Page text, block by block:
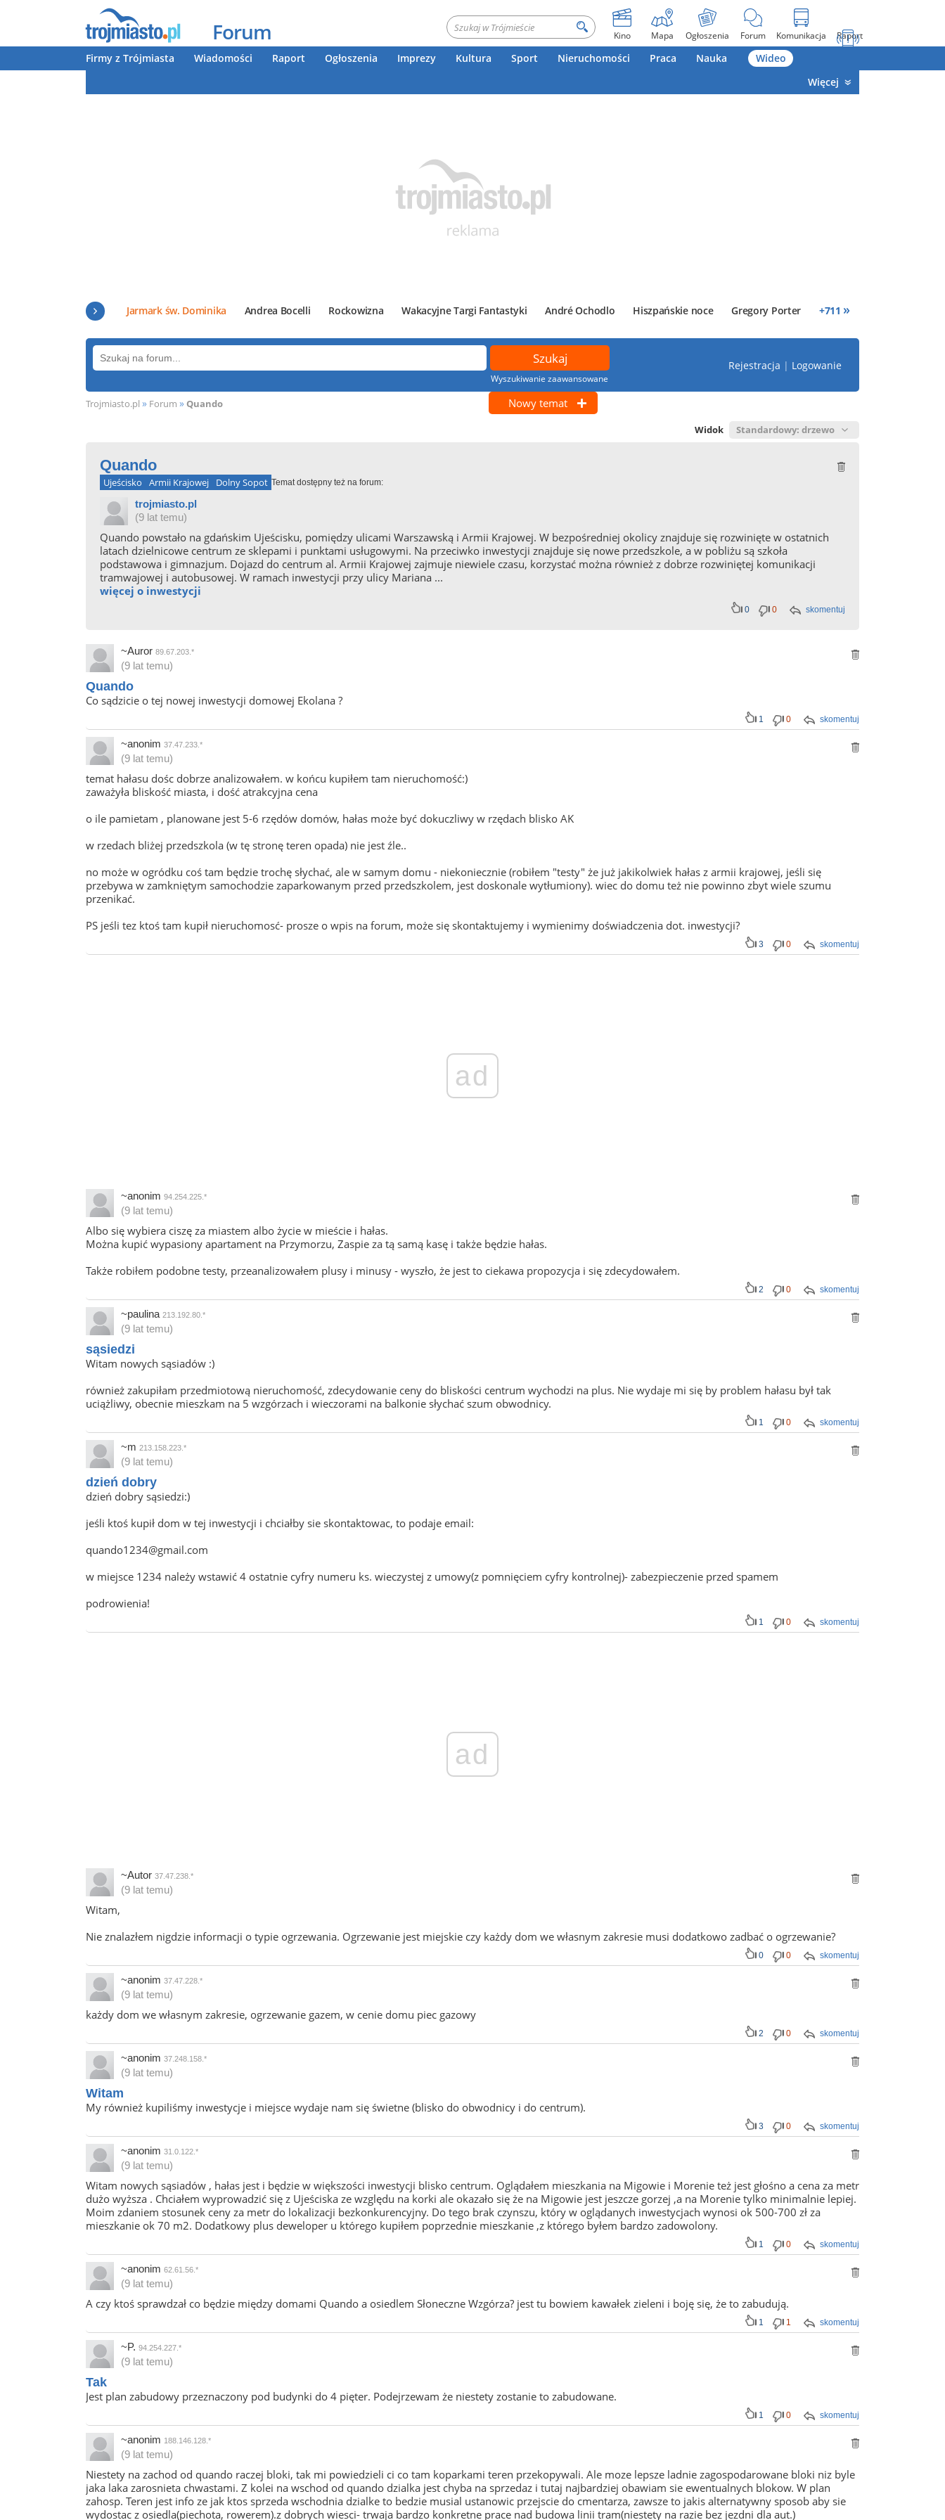
Forum Kino Mapa Ogłoszenia Forum Komunikacja Raport
Firmy z Trójmiasta Wiadomości Raport Ogłoszenia Imprezy Kultura Sport Nieruchomości Praca Nauka
Wideo
Więcej
Jarmark św. Dominika Andrea Bocelli Rockowizna Wakacyjne Targi Fantastyki André Ochodlo Hiszpańskie noce Gregory Porter +711 »
Wyszukiwanie zaawansowane
Rejestracja | Logowanie
Trojmiasto.pl » Forum » Quando Nowy temat
Widok
Quando
Ujeścisko Armii Krajowej Dolny Sopot Temat dostępny też na forum:
trojmiasto.pl
(9 lat temu)
Quando powstało na gdańskim Ujeścisku, pomiędzy ulicami Warszawską i Armii Krajowej. W bezpośredniej okolicy znajduje się rozwinięte w ostatnich
latach dzielnicowe centrum ze sklepami i punktami usługowymi. Na przeciwko inwestycji znajduje się nowe przedszkole, a w pobliżu są szkoła
podstawowa i gimnazjum. Dojazd do centrum al. Armii Krajowej zajmuje niewiele czasu, korzystać można również z dobrze rozwiniętej komunikacji
tramwajowej i autobusowej. W ramach inwestycji przy ulicy Mariana ...
więcej o inwestycji
skomentuj
0 0
~Auror 89.67.203.*
(9 lat temu)
Quando
Co sądzicie o tej nowej inwestycji domowej Ekolana ?
skomentuj
1 0
~anonim 37.47.233.*
(9 lat temu)
temat hałasu dośc dobrze analizowałem. w końcu kupiłem tam nieruchomość:)
zaważyła bliskość miasta, i dość atrakcyjna cena
o ile pamietam , planowane jest 5-6 rzędów domów, hałas może być dokuczliwy w rzędach blisko AK
w rzedach bliżej przedszkola (w tę stronę teren opada) nie jest źle..
no może w ogródku coś tam będzie trochę słychać, ale w samym domu - niekoniecznie (robiłem "testy" że już jakikolwiek hałas z armii krajowej, jeśli się
przebywa w zamkniętym samochodzie zaparkowanym przed przedszkolem, jest doskonale wytłumiony). wiec do domu też nie powinno zbyt wiele szumu
przenikać.
PS jeśli tez ktoś tam kupił nieruchomosć- prosze o wpis na forum, może się skontaktujemy i wymienimy doświadczenia dot. inwestycji?
skomentuj
3 0
ad
~anonim 94.254.225.*
(9 lat temu)
Albo się wybiera ciszę za miastem albo życie w mieście i hałas.
Można kupić wypasiony apartament na Przymorzu, Zaspie za tą samą kasę i także będzie hałas.
Także robiłem podobne testy, przeanalizowałem plusy i minusy - wyszło, że jest to ciekawa propozycja i się zdecydowałem.
skomentuj
2 0
~paulina 213.192.80.*
(9 lat temu)
sąsiedzi
Witam nowych sąsiadów :)
również zakupiłam przedmiotową nieruchomość, zdecydowanie ceny do bliskości centrum wychodzi na plus. Nie wydaje mi się by problem hałasu był tak
uciążliwy, obecnie mieszkam na 5 wzgórzach i wieczorami na balkonie słychać szum obwodnicy.
skomentuj
1 0
~m 213.158.223.*
(9 lat temu)
dzień dobry
dzień dobry sąsiedzi:)
jeśli ktoś kupił dom w tej inwestycji i chciałby sie skontaktowac, to podaje email:
quando1234@gmail.com
w miejsce 1234 należy wstawić 4 ostatnie cyfry numeru ks. wieczystej z umowy(z pomnięciem cyfry kontrolnej)- zabezpieczenie przed spamem
podrowienia!
skomentuj
1 0
ad
~Autor 37.47.238.*
(9 lat temu)
Witam,
Nie znalazłem nigdzie informacji o typie ogrzewania. Ogrzewanie jest miejskie czy każdy dom we własnym zakresie musi dodatkowo zadbać o ogrzewanie?
skomentuj
0 0
~anonim 37.47.228.*
(9 lat temu)
każdy dom we własnym zakresie, ogrzewanie gazem, w cenie domu piec gazowy
skomentuj
2 0
~anonim 37.248.158.*
(9 lat temu)
Witam
My również kupiliśmy inwestycje i miejsce wydaje nam się świetne (blisko do obwodnicy i do centrum).
skomentuj
3 0
~anonim 31.0.122.*
(9 lat temu)
Witam nowych sąsiadów , hałas jest i będzie w większości inwestycji blisko centrum. Oglądałem mieszkania na Migowie i Morenie też jest głośno a cena za metr
dużo wyższa . Chciałem wyprowadzić się z Ujeściska ze względu na korki ale okazało się że na Migowie jest jeszcze gorzej ,a na Morenie tylko minimalnie lepiej.
Moim zdaniem stosunek ceny za metr do lokalizacji bezkonkurencyjny. Do tego brak czynszu, który w oglądanych inwestycjach wynosi ok 500-700 zł za
mieszkanie ok 70 m2. Dodatkowy plus deweloper u którego kupiłem poprzednie mieszkanie ,z którego byłem bardzo zadowolony.
skomentuj
1 0
~anonim 62.61.56.*
(9 lat temu)
A czy ktoś sprawdzał co będzie między domami Quando a osiedlem Słoneczne Wzgórza? jest tu bowiem kawałek zieleni i boję się, że to zabudują.
skomentuj
1 1
~P. 94.254.227.*
(9 lat temu)
Tak
Jest plan zabudowy przeznaczony pod budynki do 4 pięter. Podejrzewam że niestety zostanie to zabudowane.
skomentuj
1 0
~anonim 188.146.128.*
(9 lat temu)
Niestety na zachod od quando raczej bloki, tak mi powiedzieli ci co tam koparkami teren przekopywali. Ale moze lepsze ladnie zagospodarowane bloki niz byle
jaka laka zarosnieta chwastami. Z kolei na wschod od quando dzialka jest chyba na sprzedaz i tutaj najbardziej obawiam sie ewentualnych blokow. W plan
zahosp. Teren jest info ze jak ktos sprzeda wschodnia dzialke to bedzie musial ustanowic przejscie do cmentarza, zawsze to jakis alternatywny sposob aby sie
wydostac z osiedla(piechota, rowerem).z dobrych wiesci- trwaja bardzo konkretne prace nad budowa linii tram(niestety na razie bez jezdni dla aut.)